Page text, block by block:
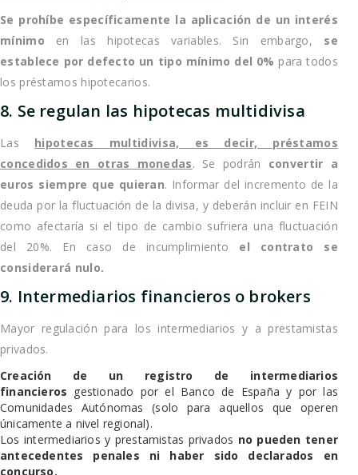
Se prohíbe específicamente la aplicación de un interés
mínimo en las hipotecas variables. Sin embargo, se
establece por defecto un tipo mínimo del 0% para todos
los préstamos hipotecarios.
8. Se regulan las hipotecas multidivisa
Las hipotecas multidivisa, es decir, préstamos
concedidos en otras monedas. Se podrán convertir a
euros siempre que quieran. Informar del incremento de la
deuda por la fluctuación de la divisa, y deberán incluir en FEIN
como afectaría si el tipo de cambio sufriera una fluctuación
del 20%. En caso de incumplimiento el contrato se
considerará nulo.
9. Intermediarios financieros o brokers
Mayor regulación para los intermediarios y a prestamistas
privados.
Creación de un registro de intermediarios
financieros gestionado por el Banco de España y por las
Comunidades Autónomas (solo para aquellos que operen
únicamente a nivel regional).
Los intermediarios y prestamistas privados no pueden tener
antecedentes penales ni haber sido declarados en
concurso.